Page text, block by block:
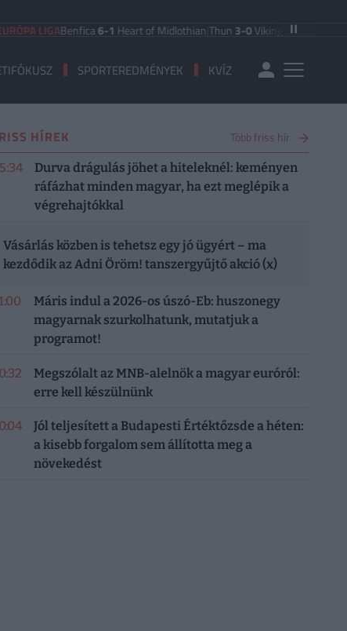
LIGABenfica6-1Heart of Midlothian|Thun3-0Vikingur Reykjavik
SPORTEREDMÉNYEK KVÍZ
HÍREK Több friss hír
Durva drágulás jöhet a hiteleknél: keményen
ráfázhat minden magyar, ha ezt meglépik a
végrehajtókkal
Vásárlás közben is tehetsz egy jó ügyért – ma
kezdődik az Adni Öröm! tanszergyűjtő akció (x)
Máris indul a 2026-os úszó-Eb: huszonegy
magyarnak szurkolhatunk, mutatjuk a
programot!
Megszólalt az MNB-alelnök a magyar euróról:
erre kell készülnünk
Jól teljesített a Budapesti Értéktőzsde a héten:
a kisebb forgalom sem állította meg a
növekedést